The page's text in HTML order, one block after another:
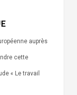
auprès
cette
« Le travail